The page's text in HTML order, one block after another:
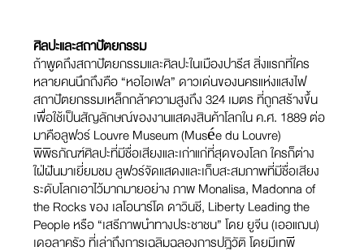
ศิลปะและสถาปัตยกรรม
ถ้าพูดถึงสถาปัตยกรรมและศิลปะในเมืองปารีส สิ่งแรกที่ใคร
หลายคนนึกถึงคือ “หอไอเฟล” ดาวเด่นของนครแห่งแสงไฟ
สถาปัตยกรรมเหล็กกล้าความสูงถึง 324 เมตร ที่ถูกสร้างขึ้น
เพื่อใช้เป็นสัญลักษณ์ของงานแสดงสินค้าโลกใน ค.ศ. 1889 ต่อ
มาคือลูฟวร์ Louvre Museum (Musée du Louvre)
พิพิธภัณฑ์ศิลปะที่มีชื่อเสียงและเก่าแก่ที่สุดของโลก ใครก็ต่าง
ใฝ่ฝันมาเยี่ยมชม ลูฟวร์จัดแสดงและเก็บสะสมภาพที่มีชื่อเสียง
ระดับโลกเอาไว้มากมายอย่าง ภาพ Monalisa, Madonna of
the Rocks ของ เลโอนาร์โด ดาวินชี, Liberty Leading the
People หรือ “เสรีภาพนำทางประชาชน” โดย ยูจีน (เออแฌน)
เดอลาครัว ที่เล่าถึงการเฉลิมฉลองการปฎิวัติ โดยมีเทพี